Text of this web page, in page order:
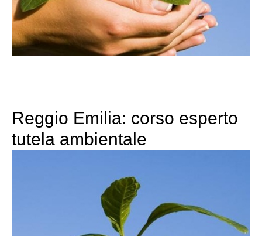
Reggio Emilia: corso esperto
tutela ambientale